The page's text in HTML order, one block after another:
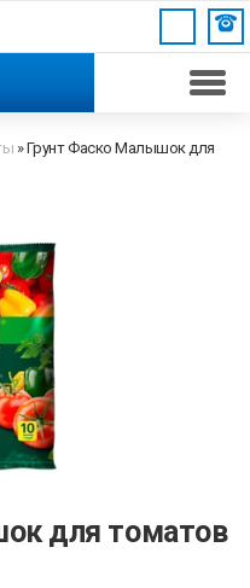
»Грунт Фаско Малышок для
для томатов